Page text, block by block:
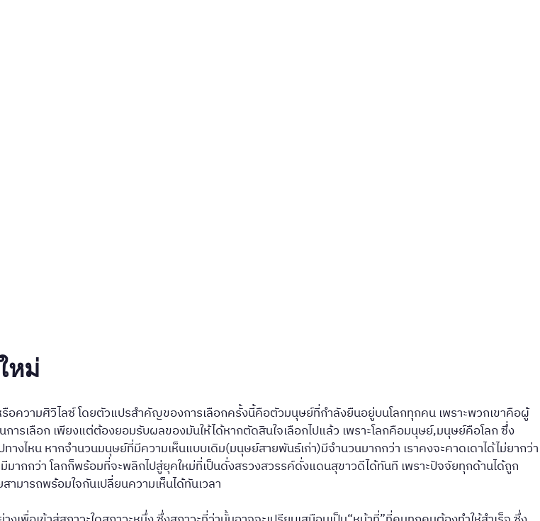
หม่
อความศิวิไลซ์ โดยตัวแปรสำคัญของการเลือกครั้งนี้คือตัวมนุษย์ที่กำลังยืนอยู่บนโลกทุกคน เพราะพวกเขาคือผู้
รเลือก เพียงแต่ต้องยอมรับผลของมันให้ได้หากตัดสินใจเลือกไปแล้ว เพราะโลกคือมนุษย์,มนุษย์คือโลก ซึ่ง
งไหน หากจำนวนมนุษย์ที่มีความเห็นแบบเดิม(มนุษย์สายพันธ์เก่า)มีจำนวนมากกว่า เราคงจะคาดเดาได้ไม่ยากว่า
ากกว่า โลกก็พร้อมที่จะพลิกไปสู่ยุคใหม่ที่เป็นดั่งสรวงสวรรค์ดั่งแดนสุขาวดีได้ทันที เพราะปัจจัยทุกด้านได้ถูก
มารถพร้อมใจกันเปลี่ยนความเห็นได้ทันเวลา